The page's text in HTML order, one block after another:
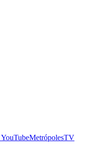
YouTubeMetrópolesTV